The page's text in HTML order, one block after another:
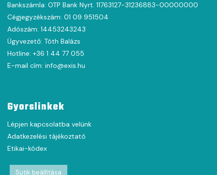
Bankszámla: OTP Bank Nyrt. 11763127-31236883-00000000
Cégjegyzékszám: 01 09 951504
Adószám: 14453243243
Ügyvezető: Tóth Balázs
Hotline: +36 1 44 77 055
E-mail cím: info@exis.hu
Gyorslinkek
Lépjen kapcsolatba velünk
Adatkezelési tájékoztató
Etikai-kódex
Sütik beállítása